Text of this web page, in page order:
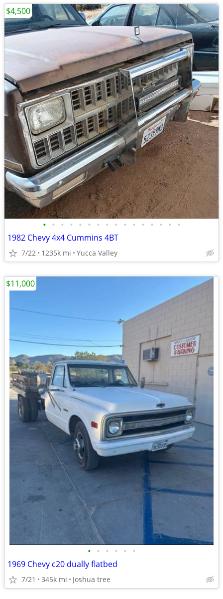
• • • • • • • • • • • • • • • •
1982 Chevy 4x4 Cummins 4BT
7/22 1235k mi Yucca Valley
$4,500
• • • • • •
1969 Chevy c20 dually flatbed
7/21 345k mi Joshua tree
$11,000